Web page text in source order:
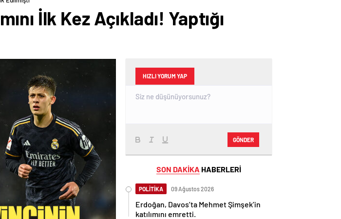
İlk Kez Açıkladı! Yaptığı
HIZLI YORUM YAP
GÖNDER
SON DAKİKA HABERLERİ
POLİTİKA 09 Ağustos 2026
Erdoğan, Davos’ta Mehmet Şimşek’in
katılımını emretti.